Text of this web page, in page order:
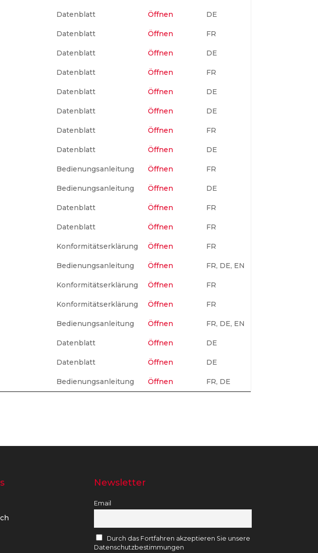
Datenblatt Öffnen DE
Datenblatt Öffnen FR
Datenblatt Öffnen DE
Datenblatt Öffnen FR
Datenblatt Öffnen DE
Datenblatt Öffnen DE
Datenblatt Öffnen FR
Datenblatt Öffnen DE
Bedienungsanleitung Öffnen FR
Bedienungsanleitung Öffnen DE
Datenblatt Öffnen FR
Datenblatt Öffnen FR
Konformitätserklärung Öffnen FR
Bedienungsanleitung Öffnen FR, DE, EN
Konformitätserklärung Öffnen FR
Konformitätserklärung Öffnen FR
Bedienungsanleitung Öffnen FR, DE, EN
Datenblatt Öffnen DE
Datenblatt Öffnen DE
Bedienungsanleitung Öffnen FR, DE
Newsletter
Email
Durch das Fortfahren akzeptieren Sie unsere
Datenschutzbestimmungen